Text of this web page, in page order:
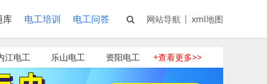
库 电工培训 电工问答 网站导航 xml地图
江电工 乐山电工 资阳电工 +查看更多>>